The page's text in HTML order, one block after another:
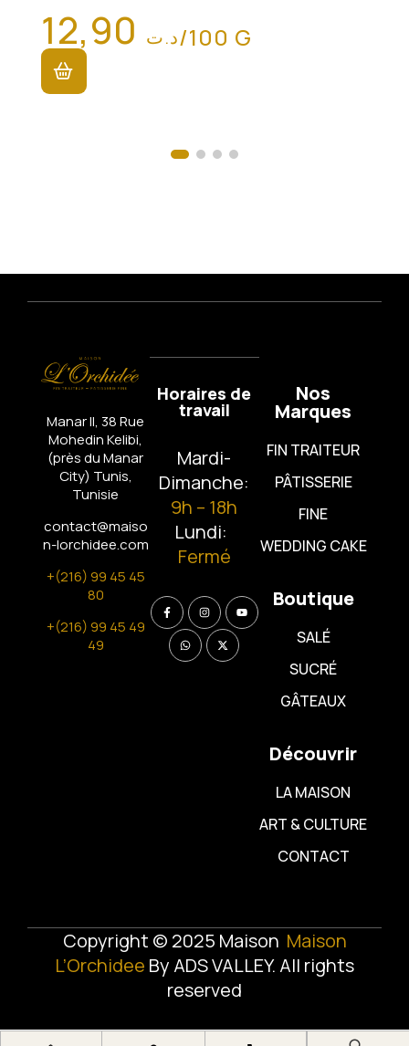
د.ت/100 G
Manar II, 38 Rue
Mohedin Kelibi,
(près du Manar
City) Tunis,
Tunisie
contact@maiso
n-lorchidee.com
+(216) 99 45 45
80
+(216) 99 45 49
49
Nos
Marques
FIN TRAITEUR
PÂTISSERIE
FINE
WEDDING CAKE
Boutique
SALÉ
SUCRÉ
GÂTEAUX
Découvrir
LA MAISON
ART & CULTURE
CONTACT
Horaires de
travail
Mardi-
Dimanche:
9h – 18h
Lundi:
Fermé
Copyright © 2025 Maison Maison
L’Orchidee By ADS VALLEY. All rights
reserved